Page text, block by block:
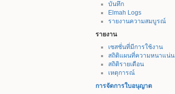
บันทึก
Elmah Logs
รายงานความสมบูรณ์
รายงาน
เซสชั่นที่มีการใช้งาน
สถิติแผนที่ความหนาแน่น
สถิติรายเดือน
เหตุการณ์
การจัดการใบอนุญาต